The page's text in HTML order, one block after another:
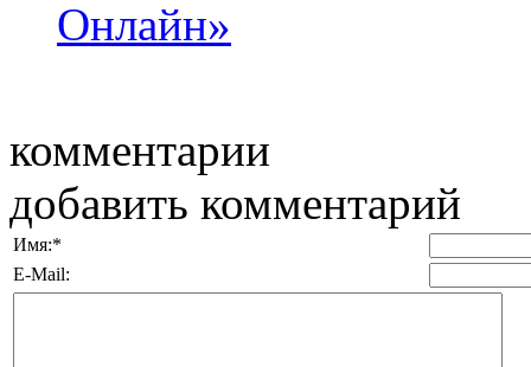
Онлайн»
комментарии
добавить комментарий
Имя:*
E-Mail: